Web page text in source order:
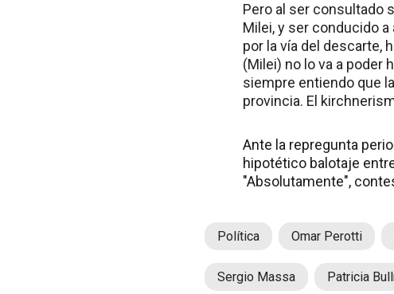
Pero al ser consultado
Milei, y ser conducido
por la vía del descarte,
(Milei) no lo va a poder
siempre entiendo que
provincia. El
Ante la repregunta
hipotético balotaje
"Absolutamente",
Política Omar Perotti
Sergio Massa Patricia